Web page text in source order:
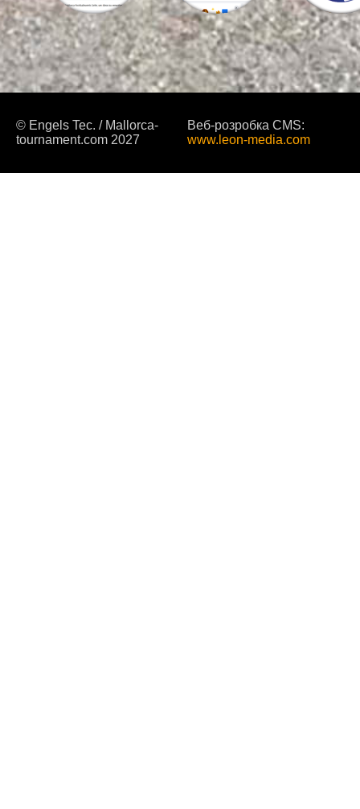
© Engels Tec. / Mallorca-
tournament.com 2027
Веб-розробка CMS:
www.leon-media.com